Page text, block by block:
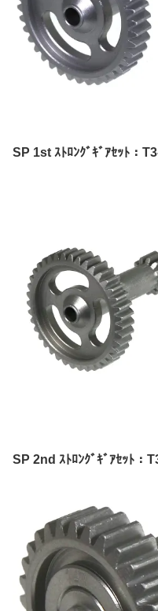
SP 1st ｽﾄﾛﾝｸﾞｷﾞｱｾｯﾄ：
SP 2nd ｽﾄﾛﾝｸﾞｷﾞｱｾｯﾄ：